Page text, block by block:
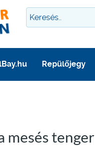
Repülőjegy
mesés